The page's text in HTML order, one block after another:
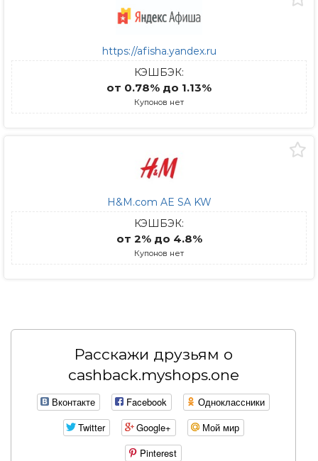
https://afisha.yandex.ru
КЭШБЭК:
от 0.78% до 1.13%
Купонов нет
H&M.com AE SA KW
КЭШБЭК:
от 2% до 4.8%
Купонов нет
Расскажи друзьям о
cashback.myshops.one
Вконтакте Facebook
Одноклассники
Twitter
Google+
Мой мир
Pinterest